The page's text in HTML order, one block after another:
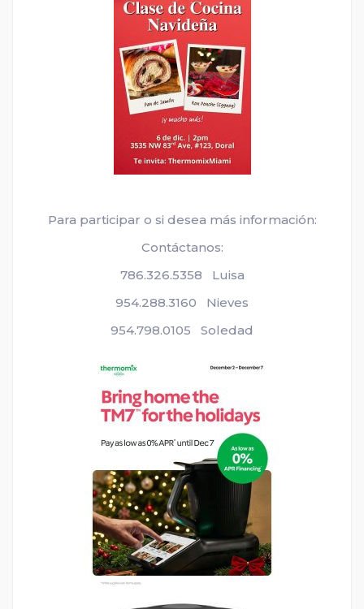
Para participar o si desea más información:
Contáctanos:
786.326.5358 Luisa
954.288.3160 Nieves
954.798.0105 Soledad